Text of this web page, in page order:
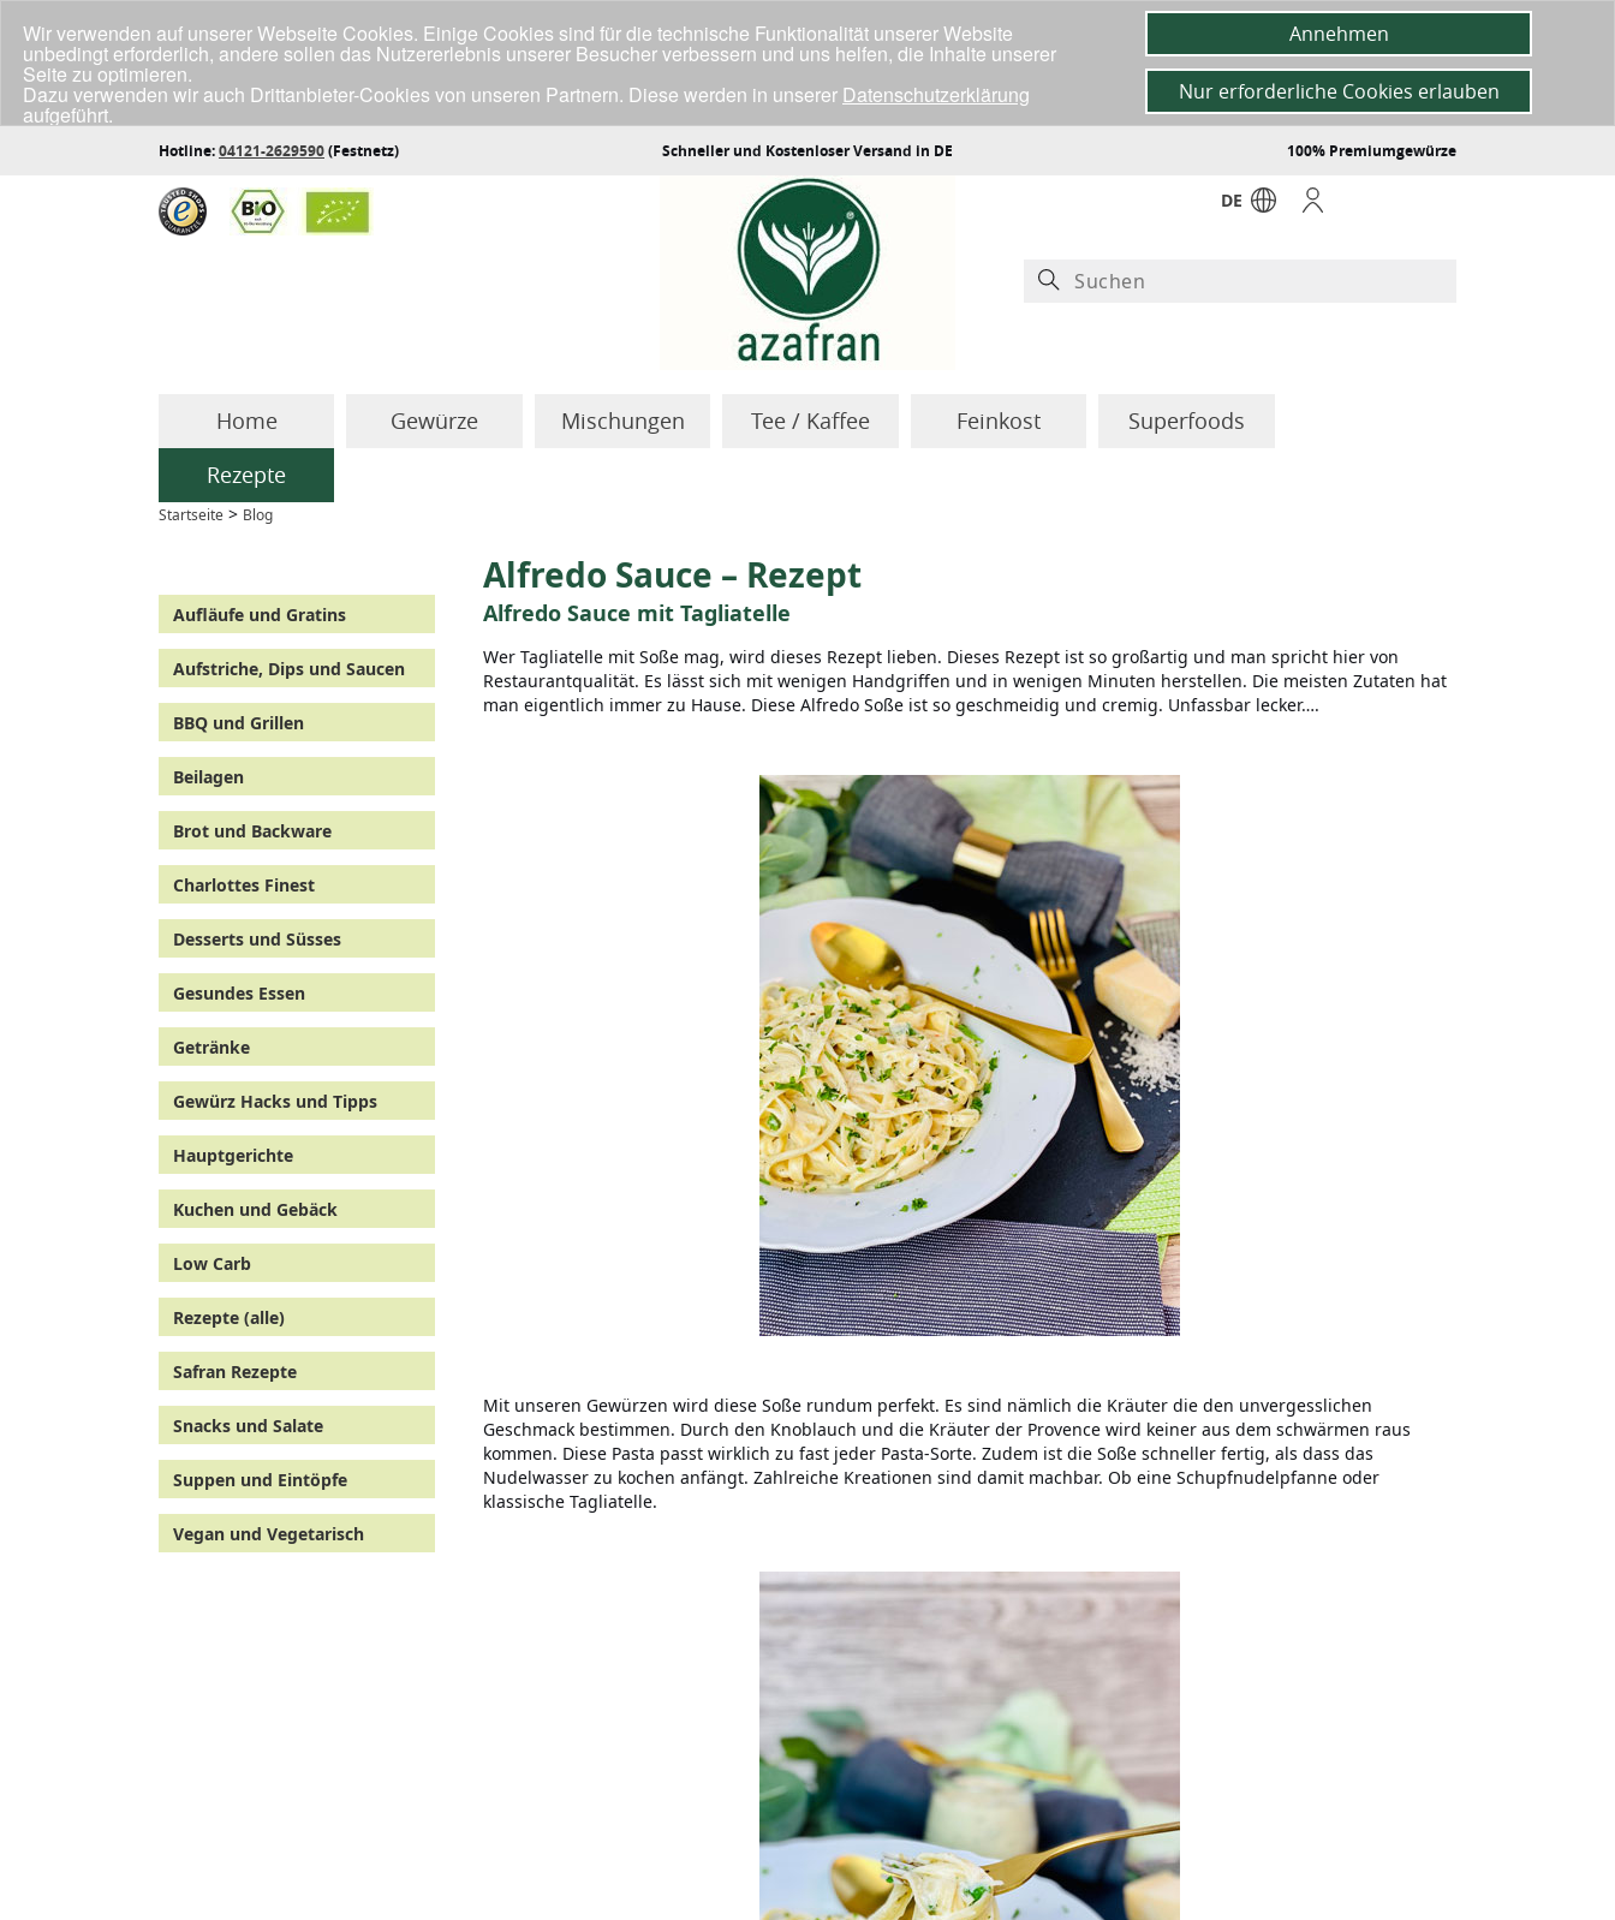
Hotline:04121-2629590(Festnetz) Schneller und Kostenloser Versand in DE 100% Premiumgewürze
DE
Home Gewürze Mischungen Tee / Kaffee Feinkost
Superfoods
Rezepte
Startseite > Blog
Aufläufe und Gratins
Aufstriche, Dips und Saucen
BBQ und Grillen
Beilagen
Brot und Backware
Charlottes Finest
Desserts und Süsses
Gesundes Essen
Getränke
Gewürz Hacks und Tipps
Hauptgerichte
Kuchen und Gebäck
Low Carb
Rezepte (alle)
Safran Rezepte
Snacks und Salate
Suppen und Eintöpfe
Vegan und Vegetarisch
Alfredo Sauce – Rezept
Alfredo Sauce mit Tagliatelle
Wer Tagliatelle mit Soße mag, wird dieses Rezept lieben. Dieses Rezept ist so großartig und man spricht hier von
Restaurantqualität. Es lässt sich mit wenigen Handgriffen und in wenigen Minuten herstellen. Die meisten Zutaten hat
man eigentlich immer zu Hause. Diese Alfredo Soße ist so geschmeidig und cremig. Unfassbar lecker….
Mit unseren Gewürzen wird diese Soße rundum perfekt. Es sind nämlich die Kräuter die den unvergesslichen
Geschmack bestimmen. Durch den Knoblauch und die Kräuter der Provence wird keiner aus dem schwärmen raus
kommen. Diese Pasta passt wirklich zu fast jeder Pasta-Sorte. Zudem ist die Soße schneller fertig, als dass das
Nudelwasser zu kochen anfängt. Zahlreiche Kreationen sind damit machbar. Ob eine Schupfnudelpfanne oder
klassische Tagliatelle.
Wir verwenden auf unserer Webseite Cookies. Einige Cookies sind für die technische Funktionalität unserer Website
unbedingt erforderlich, andere sollen das Nutzererlebnis unserer Besucher verbessern und uns helfen, die Inhalte unserer
Seite zu optimieren.
Dazu verwenden wir auch Drittanbieter-Cookies von unseren Partnern. Diese werden in unserer Datenschutzerklärung
aufgeführt.
Klicke unten auf "Annehmen", wenn du mit der Verwendung aller Cookies einverstanden bist.
Annehmen
Nur erforderliche Cookies erlauben